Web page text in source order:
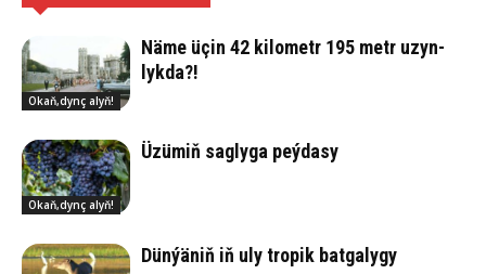
Okaň,dynç alyň!
Nä­me üçin 42 ki­lo­metr 195 metr uzyn­
lyk­da?!
Okaň,dynç alyň!
Üzü­miň sag­ly­ga peý­da­sy
Dün­ýä­niň iň uly tro­pik bat­ga­ly­gy